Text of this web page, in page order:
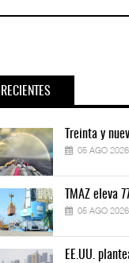
RECIENTES
Treinta y
05 AGO 2026
TMAZ eleva
05 AGO 2026
EE.UU.